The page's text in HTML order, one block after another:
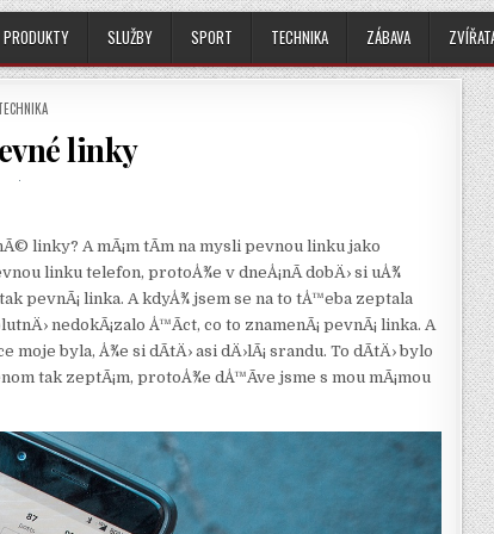
PRODUKTY SLUŽBY SPORT TECHNIKA ZÁBAVA
linky
linky? A mÃ¡m tÃ­m na mysli pevnou linku jako
linku telefon, protoÅ¾e v dneÅ¡nÃ­ dobÄ› si uÅ¾
pevnÃ¡ linka. A kdyÅ¾ jsem se na to tÅ™eba zeptala
nedokÃ¡zalo Å™Ã­ct, co to znamenÃ¡ pevnÃ¡ linka. A
byla, Å¾e si dÃ­tÄ› asi dÄ›lÃ¡ srandu. To dÃ­tÄ› bylo
tak zeptÃ¡m, protoÅ¾e dÅ™Ã­ve jsme s mou mÃ¡mou